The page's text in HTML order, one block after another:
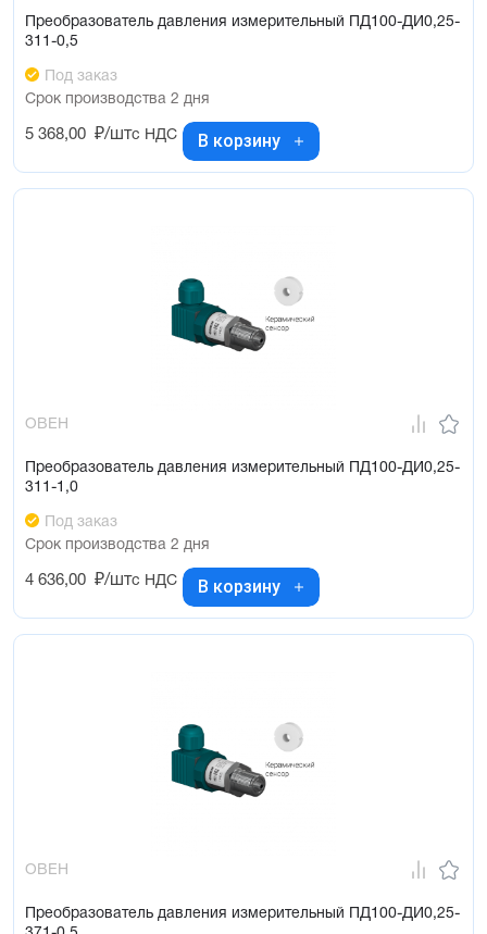
Преобразователь давления измерительный ПД100-ДИ0,25-
311-0,5
Под заказ
Срок производства 2 дня
5 368,00 ₽/штс НДС В корзину
ОВЕН
Преобразователь давления измерительный ПД100-ДИ0,25-
311-1,0
Под заказ
Срок производства 2 дня
4 636,00 ₽/штс НДС В корзину
ОВЕН
Преобразователь давления измерительный ПД100-ДИ0,25-